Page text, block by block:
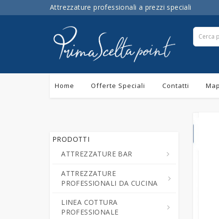
Attrezzature professionali a prezzi speciali
Home Offerte Speciali Contatti
PRODOTTI
ATTREZZATURE BAR
Centrifughe ed Estrattori a
Freddo di Succo di Frutta e
Cioccolatiere - Erogatori di
ATTREZZATURE
PROFESSIONALI DA CUCINA
Cutter da Cucina
Professionali
LINEA COTTURA
PROFESSIONALE